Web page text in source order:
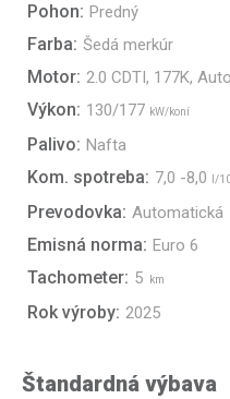
Pohon: Predný
Farba: Šedá merkúr
Motor: 2.0 CDTI, 177K,
Výkon: 130/177 kW/koní
Palivo: Nafta
Kom. spotreba: 7,0 -8,0 l/
Prevodovka: Automatická
Emisná norma: Euro 6
Tachometer: 5 km
Rok výroby: 2025
Štandardná výbava